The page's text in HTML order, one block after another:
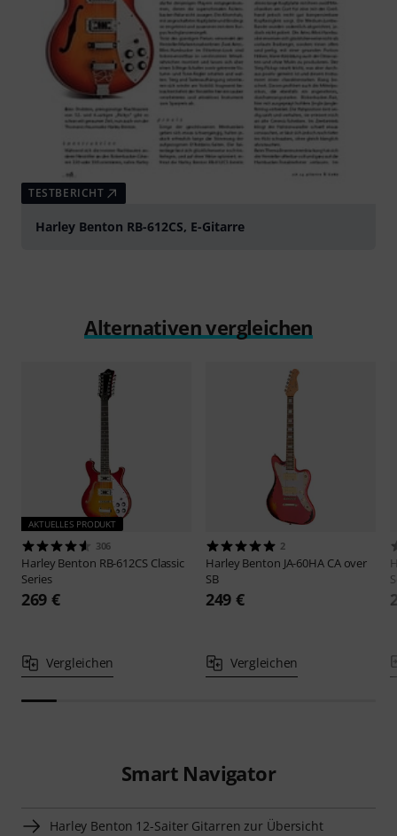
TESTBERICHT
Harley Benton RB-612CS, E-Gitarre
Alternativen vergleichen
AKTUELLES PRODUKT
306
Harley Benton RB-612CS Classic
Series
269 €
Vergleichen
2
Harley Benton JA-60HA CA over
SB
249 €
Vergleichen
Smart Navigator
Harley Benton 12-Saiter Gitarren zur Übersicht